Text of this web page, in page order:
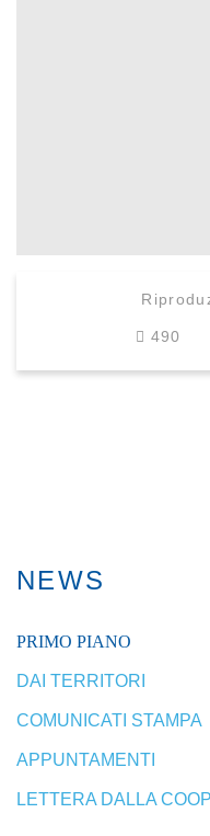
490
NEWS
PRIMO PIANO
DAI TERRITORI
COMUNICATI STAMPA
APPUNTAMENTI
LETTERA DALLA